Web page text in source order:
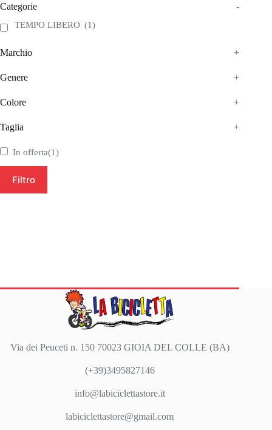
scelte
Categorie
-
TEMPO LIBERO (1)
Marchio +
Genere +
Colore +
Taglia +
In offerta(1)
Filtro
Via dei Peuceti n. 150 70023 GIOIA DEL COLLE (BA)
(+39)3495827146
info@labiciclettastore.it
labiciclettastore@gmail.com